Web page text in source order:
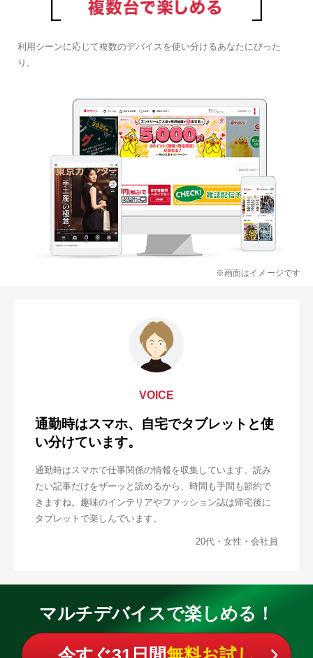
利用シーンに応じて複数のデバイスを使い分けるあなたにぴった
り。
※画面はイメージです
VOICE
通勤時はスマホ、自宅でタブレットと使
い分けています。
通勤時はスマホで仕事関係の情報を収集しています。読み
たい記事だけをザーッと読めるから、時間も手間も節約で
きますね。趣味のインテリアやファッション誌は帰宅後に
タブレットで楽しんでいます。
20代・女性・会社員
マルチデバイスで楽しめる！